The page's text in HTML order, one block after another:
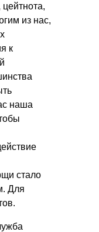
из нас,
к
наша
стало
Для